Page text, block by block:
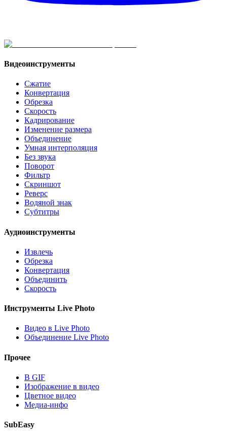
Видеоинструменты
Сжатие
Конвертация
Обрезка
Скорость
Кадрирование
Изменение размера
Объединение
Умная интерполяция
Без звука
Поворот
Фильтр
Скриншот
Реверс
Водяной знак
Субтитры
Аудиоинструменты
Извлечь
Обрезка
Конвертация
Объединить
Скорость
Инструменты Live Photo
Видео в Live Photo
Объединение Live Photo
Прочее
В GIF
Изображение в видео
Цветное видео
Медиа-инфо
SubEasy